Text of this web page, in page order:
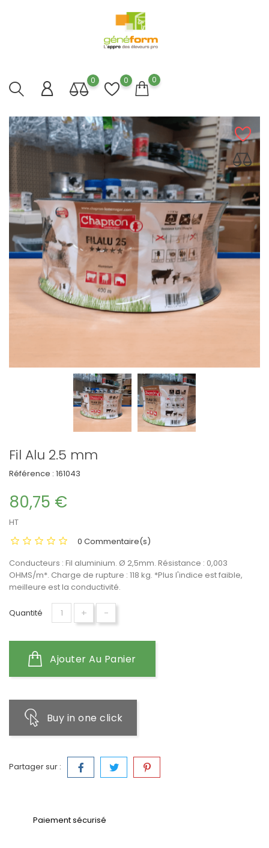
0 0 0
Fil Alu 2.5 mm
Référence : 161043
80,75 €
HT
0 Commentaire(s)
Conducteurs : Fil aluminium. Ø 2,5mm. Résistance : 0,003
OHMS/m*. Charge de rupture : 118 kg. *Plus l'indice est faible,
meilleure est la conductivité.
Quantité + -
Ajouter Au Panier
Buy in one click
Partager sur :
Paiement sécurisé